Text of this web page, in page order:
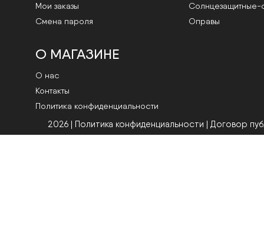
Мои заказы
Смена пароля
Cолнцезащитные-
Оправы
О МАГАЗИНЕ
О нас
Контакты
Политика конфиденциальности
2026 | Политика конфиденциальности | Договор